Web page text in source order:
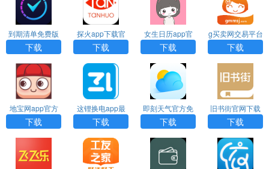
到期清单免费版
下载
探火app下载官
方版
下载
女生日历app官
方正版
下载
g买卖网交易平台
下载
下载
地宝网app官方
版
下载
这锂换电app最
新版本
下载
即刻天气官方免
费下载
下载
旧书街官网下载
下载